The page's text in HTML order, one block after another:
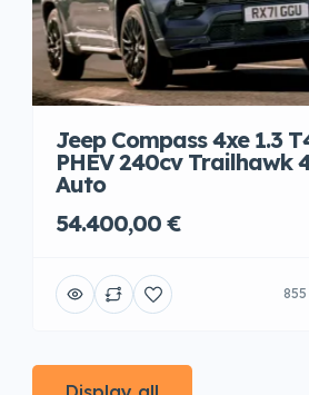
Jeep Compass 4xe 1.3
PHEV 240cv Trailhawk
Auto
54.400,00 €